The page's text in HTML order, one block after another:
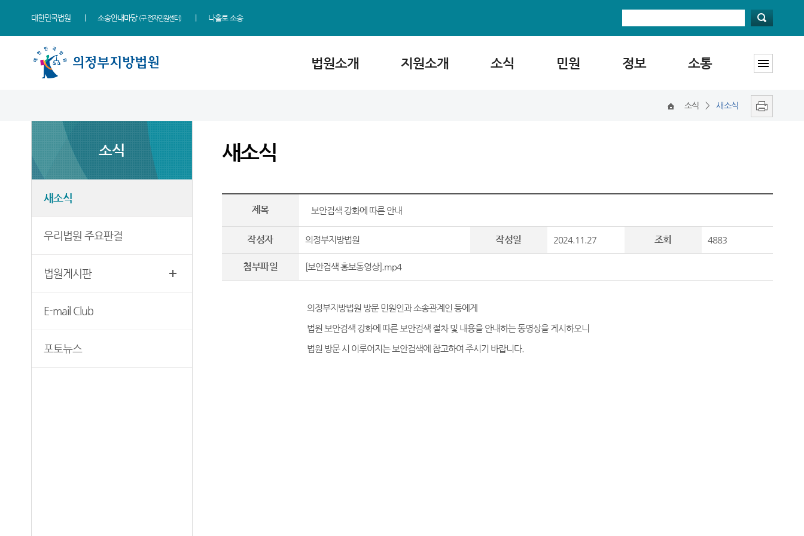
대한민국법원 소송안내마당 (구 전자민원센터) 나홀로 소송
법원소개 지원소개 소식 민원 정보 소통
조직 및 전화번호
시/군 법원
청사안내
남양주지원
우리법원 주요판결
법원게시판
법률상담안내
자주묻는질문
재판안내서
장애인·외국인 등의 접근 및
사건검색
판결서사본 제공신청
부조리 신고센터
칭찬합니다
소식 > 새소식
소식
새소식
우리법원 주요판결
법원게시판
E-mail Club
포토뉴스
새소식
제목 보안검색 강화에 따른 안내
작성자 의정부지방법원 작성일 2024.11.27 조회 4883
첨부파일 [보안검색 홍보동영상].mp4
의정부지방법원 방문 민원인과 소송관계인 등에게
법원 보안검색 강화에 따른 보안검색 절차 및 내용을 안내하는 동영상을 게시하오니
법원 방문 시 이루어지는 보안검색에 참고하여 주시기 바랍니다.